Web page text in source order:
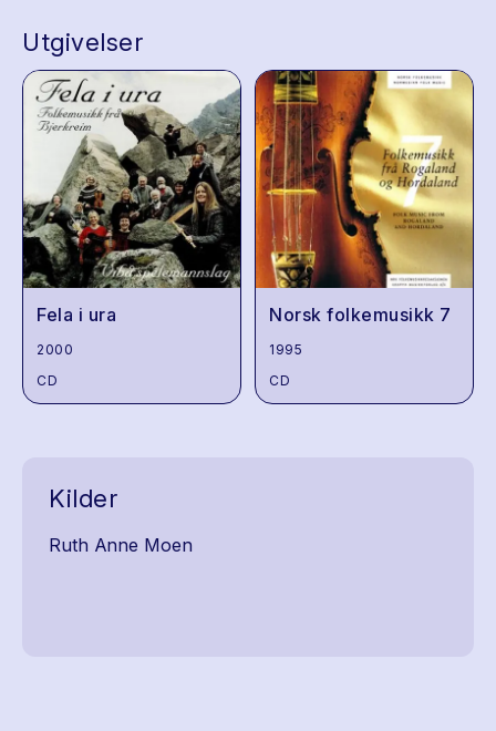
Utgivelser
Fela i ura
2000
CD
Norsk folkemusikk 7
1995
CD
Kilder
Ruth Anne Moen